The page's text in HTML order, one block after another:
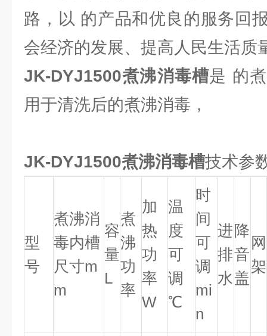
路，以 的产品和优良的服务回
会经济的发展、提高人民生活质
JK-DYJ1500煮沸消毒槽是 的
用于清洗后的煮沸消毒，
JK-DYJ1500煮沸消毒槽技术参
型
号
煮沸消
毒内槽
尺寸m
m
容
量
L
煮
沸
功
率
加
热
功
率
W
温
度
可
调
℃
时
间
可
调
mi
n
进
排
水
降
音
盖
网
架